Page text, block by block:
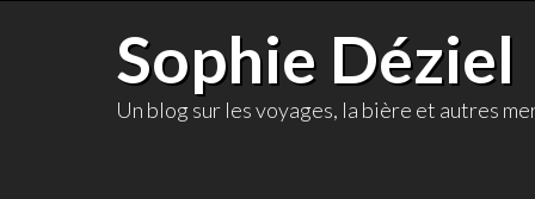
Sophie Déziel
Un blog sur les voyages, la bière et autres